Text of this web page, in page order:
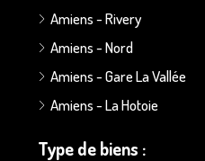
Amiens - Rivery
Amiens - Nord
Amiens - Gare La Vallée
Amiens - La Hotoie
Type de biens :